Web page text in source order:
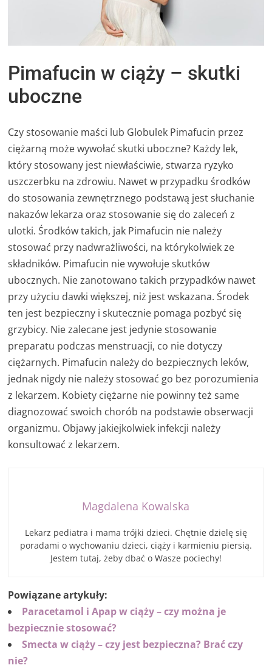
Pimafucin w ciąży – skutki
uboczne
Czy stosowanie maści lub Globulek Pimafucin przez
ciężarną może wywołać skutki uboczne? Każdy lek,
który stosowany jest niewłaściwie, stwarza ryzyko
uszczerbku na zdrowiu. Nawet w przypadku środków
do stosowania zewnętrznego podstawą jest słuchanie
nakazów lekarza oraz stosowanie się do zaleceń z
ulotki. Środków takich, jak Pimafucin nie należy
stosować przy nadwrażliwości, na którykolwiek ze
składników. Pimafucin nie wywołuje skutków
ubocznych. Nie zanotowano takich przypadków nawet
przy użyciu dawki większej, niż jest wskazana. Środek
ten jest bezpieczny i skutecznie pomaga pozbyć się
grzybicy. Nie zalecane jest jedynie stosowanie
preparatu podczas menstruacji, co nie dotyczy
ciężarnych. Pimafucin należy do bezpiecznych leków,
jednak nigdy nie należy stosować go bez porozumienia
z lekarzem. Kobiety ciężarne nie powinny też same
diagnozować swoich chorób na podstawie obserwacji
organizmu. Objawy jakiejkolwiek infekcji należy
konsultować z lekarzem.
Magdalena Kowalska
Lekarz pediatra i mama trójki dzieci. Chętnie dzielę się
poradami o wychowaniu dzieci, ciąży i karmieniu piersią.
Jestem tutaj, żeby dbać o Wasze pociechy!
Powiązane artykuły:
Paracetamol i Apap w ciąży – czy można je
bezpiecznie stosować?
Smecta w ciąży – czy jest bezpieczna? Brać czy
nie?